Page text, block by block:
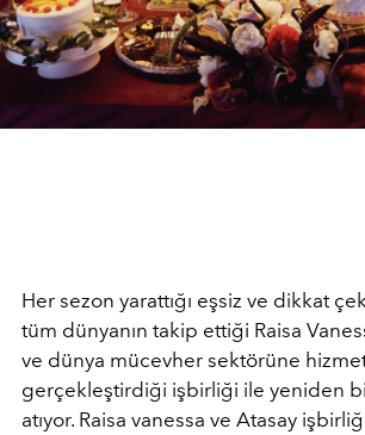
Her sezon yarattığı eşsiz ve dikkat
tüm dünyanın takip ettiği Raisa
ve dünya mücevher sektörüne
gerçekleştirdiği işbirliği ile yeniden
atıyor. Raisa vanessa ve Atasay